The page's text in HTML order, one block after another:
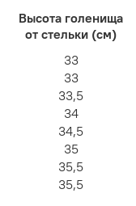
Высота голенища
от стельки (см)
33
33
33,5
34
34,5
35
35,5
35,5